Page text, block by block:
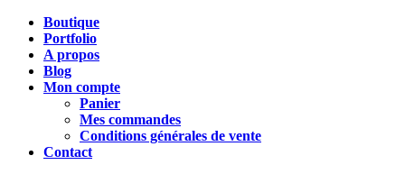
Boutique
Portfolio
A propos
Blog
Mon compte
Panier
Mes commandes
Conditions générales de vente
Contact